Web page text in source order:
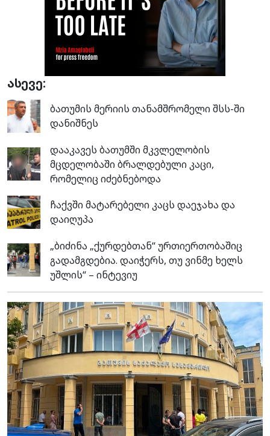
ასევე:
ბათუმის მერიის თანამშრომელი შსს-ში
დანიშნეს
დააკავეს ბათუმში მკვლელობის
მცდელობაში ბრალდებული კაცი,
რომელიც იძებნებოდა
ჩაქვში მატარებელი კაცს დაეჯახა და
დაიღუპა
„ბიძინა „ქურდებთან“ ურთიერთობაშიც
გადამგდებია. დაიჭერს, თუ ვინმე ხელს
უშლის“ – ინტევიუ